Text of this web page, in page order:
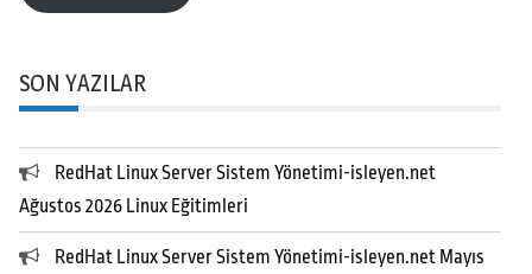
SON YAZILAR
RedHat Linux Server Sistem Yönetimi-isleyen.net
Ağustos 2026 Linux Eğitimleri
RedHat Linux Server Sistem Yönetimi-isleyen.net Mayıs